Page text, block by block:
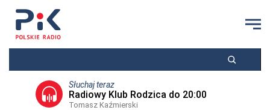
Słuchaj teraz
Radiowy Klub Rodzica do 20:00
Tomasz Kaźmierski